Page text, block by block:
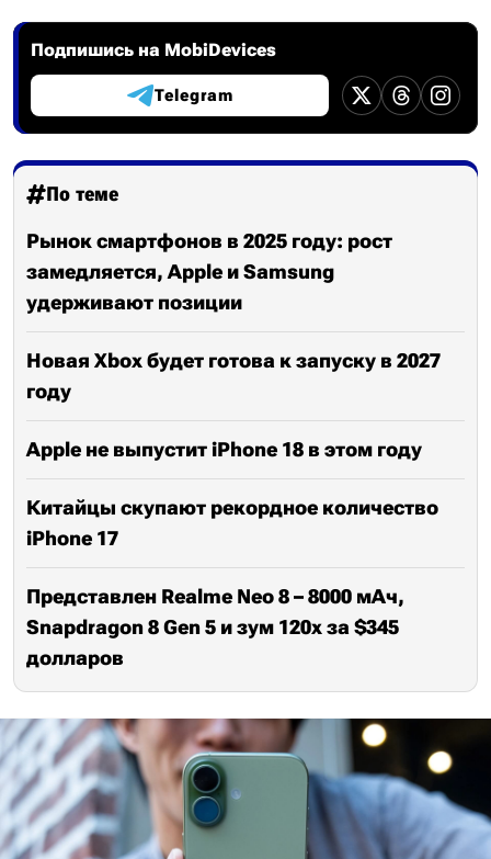
Подпишись на MobiDevices
Telegram
По теме
Рынок смартфонов в 2025 году: рост
замедляется, Apple и Samsung
удерживают позиции
Новая Xbox будет готова к запуску в 2027
году
Apple не выпустит iPhone 18 в этом году
Китайцы скупают рекордное количество
iPhone 17
Представлен Realme Neo 8 – 8000 мАч,
Snapdragon 8 Gen 5 и зум 120х за $345
долларов